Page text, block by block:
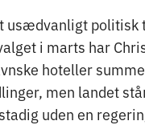
usædvanligt politisk
i marts har
hoteller
men landet
uden en